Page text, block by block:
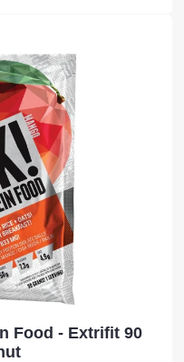
Food - Extrifit 90